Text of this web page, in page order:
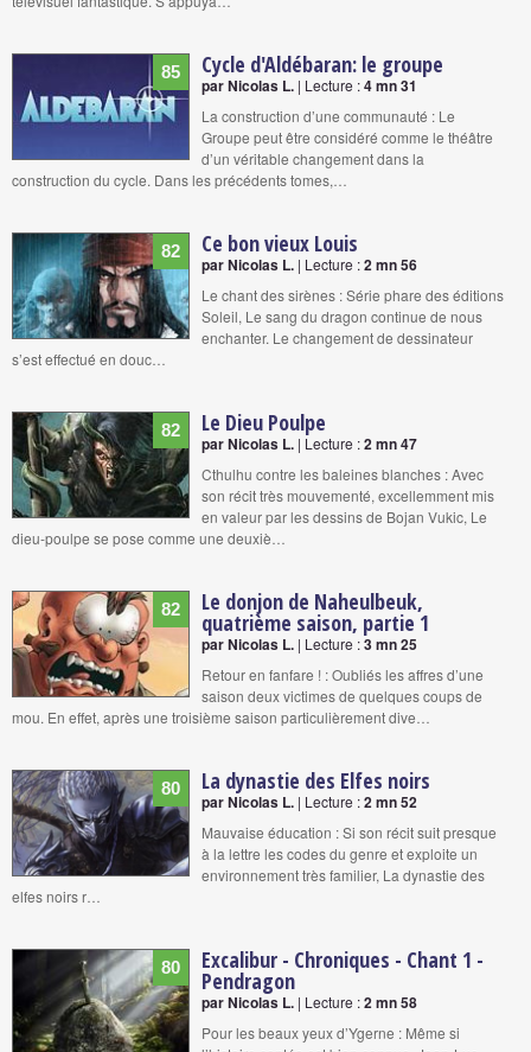
85 Cycle d'Aldébaran: le groupe
par Nicolas L. | Lecture :4 mn 31
La construction d’une communauté : Le
Groupe peut être considéré comme le théâtre
d’un véritable changement dans la
construction du cycle. Dans les précédents tomes,…
82 Ce bon vieux Louis
par Nicolas L. | Lecture :2 mn 56
Le chant des sirènes : Série phare des éditions
Soleil, Le sang du dragon continue de nous
enchanter. Le changement de dessinateur
s’est effectué en douc…
82 Le Dieu Poulpe
par Nicolas L. | Lecture :2 mn 47
Cthulhu contre les baleines blanches : Avec
son récit très mouvementé, excellemment mis
en valeur par les dessins de Bojan Vukic, Le
dieu-poulpe se pose comme une deuxiè…
82 Le donjon de Naheulbeuk,
quatrième saison, partie 1
par Nicolas L. | Lecture :3 mn 25
Retour en fanfare ! : Oubliés les affres d’une
saison deux victimes de quelques coups de
mou. En effet, après une troisième saison particulièrement dive…
80 La dynastie des Elfes noirs
par Nicolas L. | Lecture :2 mn 52
Mauvaise éducation : Si son récit suit presque
à la lettre les codes du genre et exploite un
environnement très familier, La dynastie des
elfes noirs r…
80 Excalibur - Chroniques - Chant 1 -
Pendragon
par Nicolas L. | Lecture :2 mn 58
Pour les beaux yeux d’Ygerne : Même si